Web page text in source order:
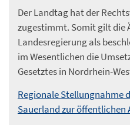
Der Landtag hat der
zugestimmt. Somit gilt die
Landesregierung als
im Wesentlichen die
Gesetztes in Nordrhein-
Regionale Stellungnahme
Sauerland zur öffentlichen